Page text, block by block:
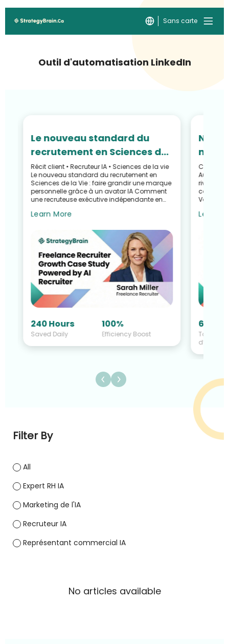
Sans carte
Outil d'automatisation LinkedIn
Le nouveau standard du
recrutement en Sciences de
la Vie : faire grandir une
marque personnelle grâce à
un avatar IA
Récit client • Recruteur IA • Sciences de la vie
Le nouveau standard du recrutement en
Sciences de la Vie : faire grandir une marque
personnelle grâce à un avatar IA Comment
une recruteuse exécutive indépendante en
Learn More
240 Hours
Saved Daily
100%
Efficiency Boost
Ne
têtes
fait
AI
rivalisez
Valley a
Learn
60%
Taux
Filter By
All
Expert RH IA
Marketing de l'IA
Recruteur IA
Représentant commercial IA
No articles available